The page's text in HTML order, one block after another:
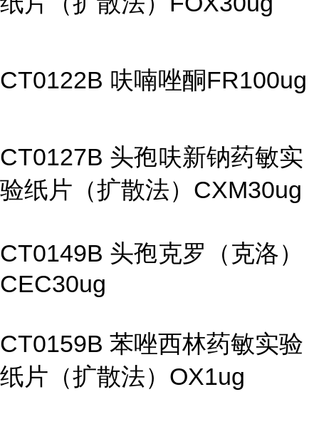
CT0122B 呋喃唑酮FR100ug
CT0127B 头孢呋新钠药敏实
验纸片（扩散法）CXM30ug
CT0149B 头孢克罗（克洛）
CEC30ug
CT0159B 苯唑西林药敏实验
纸片（扩散法）OX1ug